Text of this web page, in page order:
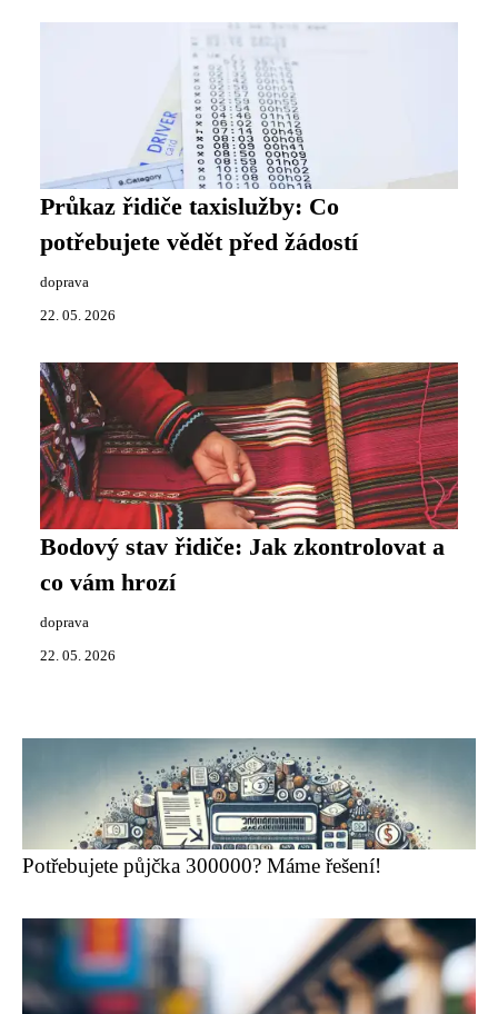
Průkaz řidiče taxislužby: Co
potřebujete vědět před žádostí
doprava
22. 05. 2026
Bodový stav řidiče: Jak zkontrolovat a
co vám hrozí
doprava
22. 05. 2026
Potřebujete půjčka 300000? Máme řešení!